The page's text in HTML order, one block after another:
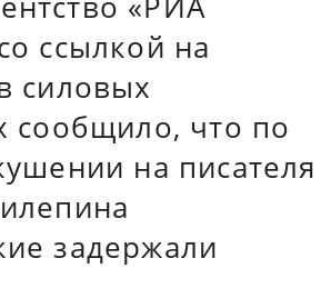
ссылкой на
силовых
сообщило, что по
на писателя
задержали